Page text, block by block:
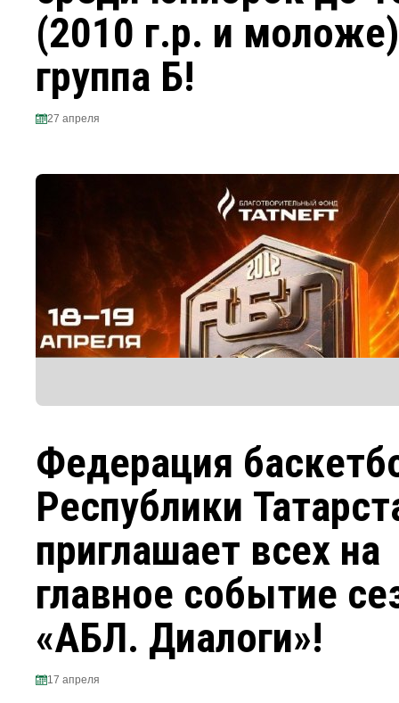
(2010 г.р. и
группа Б!
27 апреля
Федерация
Республики
приглашает всех на
главное событие
«АБЛ. Диалоги»!
17 апреля